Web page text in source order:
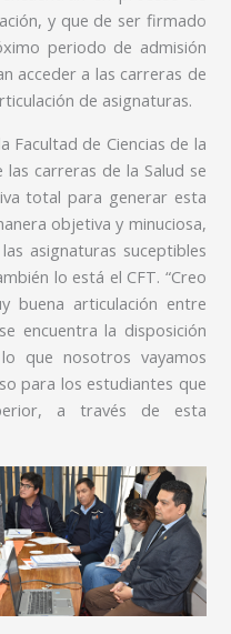
y que de ser firmado
periodo de admisión
acceder a las carreras de
de asignaturas.
Facultad de Ciencias de la
carreras de la Salud se
total para generar esta
objetiva y minuciosa,
asignaturas suceptibles
lo está el CFT. “Creo
buena articulación entre
encuentra la disposición
que nosotros vayamos
para los estudiantes que
a través de esta